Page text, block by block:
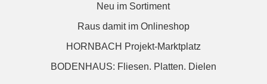
Neu im Sortiment
Raus damit im Onlineshop
HORNBACH Projekt-Marktplatz
BODENHAUS: Fliesen. Platten. Dielen